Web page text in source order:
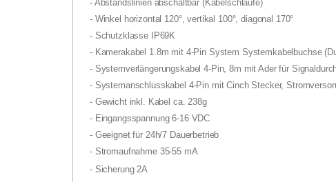
- Abstandslinien abschaltbar (Kabelschlaufe)
- Winkel horizontal 120°, vertikal 100°, diagonal 170°
- Schutzklasse IP69K
- Kamerakabel 1.8m mit 4-Pin System Systemkabelbuchse
- Systemverlängerungskabel 4-Pin, 8m mit Ader für
- Systemanschlusskabel 4-Pin mit Cinch Stecker,
- Gewicht inkl. Kabel ca. 238g
- Eingangsspannung 6-16 VDC
- Geeignet für 24h/7 Dauerbetrieb
- Stromaufnahme 35-55 mA
- Sicherung 2A